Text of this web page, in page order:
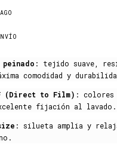
peinado : tejido suave,
comodidad y
(Direct to Film) : colores
fijación al lavado.
: silueta amplia y